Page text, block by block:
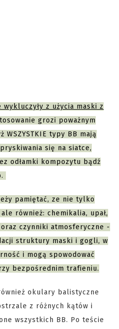
wykluczyły z użycia maski z
grozi poważnym
typy BB mają
się na siatce,
odłamki kompozytu bądź
pamiętać, ze nie tylko
również: chemikalia, upał,
czynniki atmosferyczne -
struktury maski i gogli, w
i mogą spowodować
bezpośrednim trafieniu.
okulary balistyczne
z różnych kątów i
wszystkich BB. Po teście